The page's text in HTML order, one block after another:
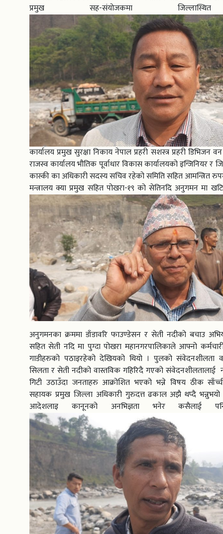
प्रमुख सह-संयोजकमा
कार्यालय प्रमुख सुरक्षा निकाय नेपाल प्रहरी सशस्त्र प्रहरी डिभिजन
राजस्व कार्यालय भौतिक पूर्वाधार विकास कार्यालयको इन्जिनियर र
कास्की का अधिकारी सदस्य सचिव रहेको समिति सहित आमन्त्रित
मन्त्रालय क्या प्रमुख सहित पोखरा-१९ को सेतिनदि अनुगमन मा
अनुगमनका क्रममा डाँडावरि फाउण्डेसन र सेती नदीको बचाउ
सहित सेती नदि मा पुग्दा पोखरा महानगरपालिकाले आफ्नो
गाडीहरुको पठाइरहेको देखियको थियो । पुलको संवेदनशीलता
सिलता र सेती नदीको वास्तविक गहिरिदै गएको संवेदनशीलतालाई
गिटी उठाउँदा जनताहरु आक्रोशित भएको भन्ने विषय ठीक
सहायक प्रमुख जिल्ला अधिकारी गुरुदत्त ढकाल अझै थप्दै
आदेशलाइ कानूनको अनभिज्ञता भनेर कसैलाई